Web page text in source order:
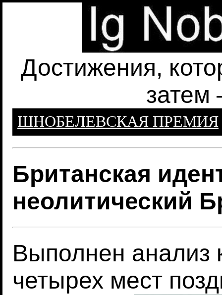
Достижения,
затем
ШНОБЕЛЕВСКАЯ ПРЕМИЯ
Британская
неолитический
Выполнен анализ
четырех мест